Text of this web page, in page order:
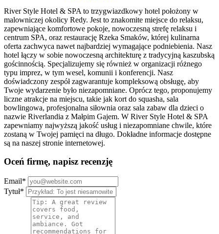
River Style Hotel & SPA to trzygwiazdkowy hotel położony w
malowniczej okolicy Redy. Jest to znakomite miejsce do relaksu,
zapewniające komfortowe pokoje, nowoczesną strefę relaksu i
centrum SPA, oraz restaurację Rzeka Smaków, której kulinarna
oferta zachwyca nawet najbardziej wymagające podniebienia. Nasz
hotel łączy w sobie nowoczesną architekturę z tradycyjną kaszubską
gościnnością. Specjalizujemy się również w organizacji różnego
typu imprez, w tym wesel, komunii i konferencji. Nasz
doświadczony zespół zagwarantuje kompleksową obsługę, aby
Twoje wydarzenie było niezapomniane. Oprócz tego, proponujemy
liczne atrakcje na miejscu, takie jak kort do squasha, sala
bowlingowa, profesjonalna siłownia oraz sala zabaw dla dzieci o
nazwie Riverlandia z Małpim Gajem. W River Style Hotel & SPA
zapewniamy najwyższą jakość usług i niezapomniane chwile, które
zostaną w Twojej pamięci na długo. Dokładne informacje dostępne
są na naszej stronie internetowej.
Oceń firmę, napisz recenzję
Email*
Tytuł*